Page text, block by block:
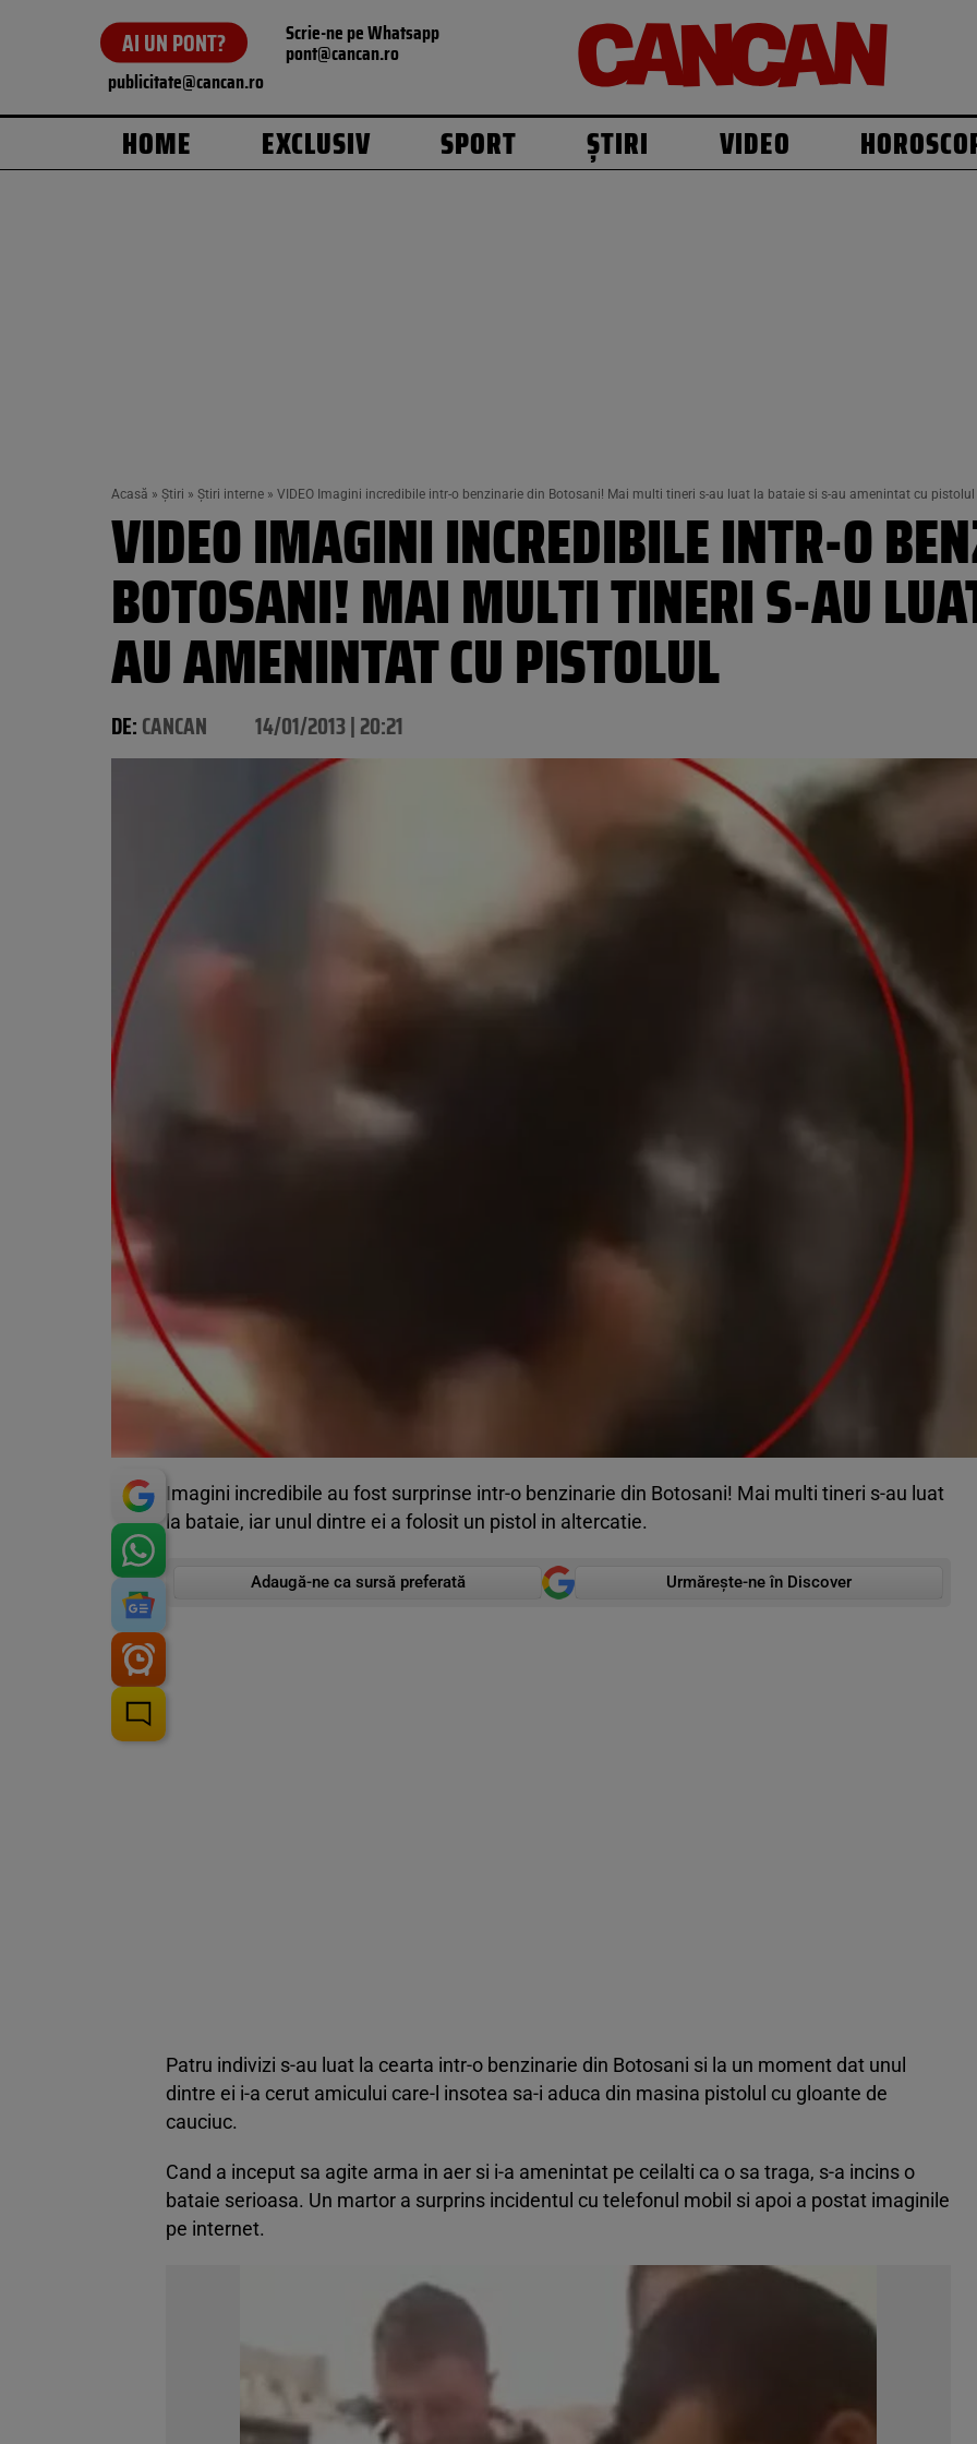
AI UN PONT? Scrie-ne pe Whatsapp
pont@cancan.ro
publicitate@cancan.ro
HOME EXCLUSIV SPORT ȘTIRI VIDEO
Acasă » Știri » Știri interne » VIDEO Imagini incredibile intr-o benzinarie din Botosani! Mai multi tineri s-au luat la bataie si s-au amenintat cu pistolul
VIDEO IMAGINI INCREDIBILE INTR-O
BOTOSANI! MAI MULTI TINERI S-AU
AU AMENINTAT CU PISTOLUL
DE:CANCAN 14/01/2013 | 20:21
Imagini incredibile au fost surprinse intr-o benzinarie din Botosani! Mai multi tineri s-au luat
la bataie, iar unul dintre ei a folosit un pistol in altercatie.
Adaugă-ne ca sursă preferată Urmărește-ne în Discover
Patru indivizi s-au luat la cearta intr-o benzinarie din Botosani si la un moment dat unul
dintre ei i-a cerut amicului care-l insotea sa-i aduca din masina pistolul cu gloante de
cauciuc.
Cand a inceput sa agite arma in aer si i-a amenintat pe ceilalti ca o sa traga, s-a incins o
bataie serioasa. Un martor a surprins incidentul cu telefonul mobil si apoi a postat imaginile
pe internet.